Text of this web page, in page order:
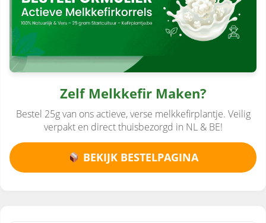
Zelf Melkkefir Maken?
Bestel 25g van ons actieve, verse melkkefirplantje. Veilig
verpakt en direct thuisbezorgd in NL & BE!
BEKIJK BESTELPAGINA